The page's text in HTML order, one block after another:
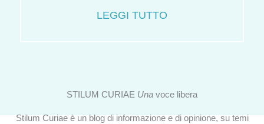
LEGGI TUTTO
STILUM CURIAE Una voce libera
Stilum Curiae è un blog di informazione e di opinione, su temi